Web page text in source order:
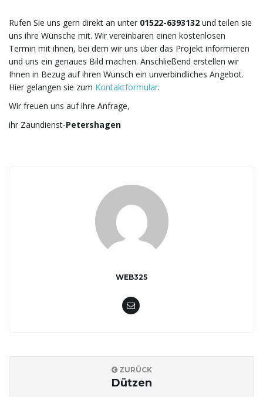
Rufen Sie uns gern direkt an unter 01522-6393132 und teilen sie
uns ihre Wünsche mit. Wir vereinbaren einen kostenlosen
Termin mit ihnen, bei dem wir uns über das Projekt informieren
und uns ein genaues Bild machen. Anschließend erstellen wir
Ihnen in Bezug auf ihren Wunsch ein unverbindliches Angebot.
Hier gelangen sie zum Kontaktformular.
Wir freuen uns auf ihre Anfrage,
ihr Zaundienst-Petershagen
WEB325
ZURÜCK
Dützen